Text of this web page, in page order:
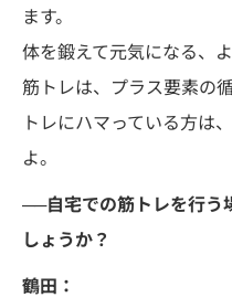
ます。
体を鍛えて元気になる、
筋トレは、プラス要素の
トレにハマっている方は
よ。
──自宅での筋トレを行う
しょうか？
鶴田：